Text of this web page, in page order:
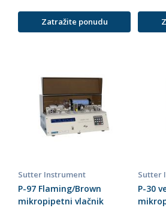
Zatražite ponudu
Sutter Instrument
P-97 Flaming/Brown
mikropipetni vlačnik
Sutter
P-30